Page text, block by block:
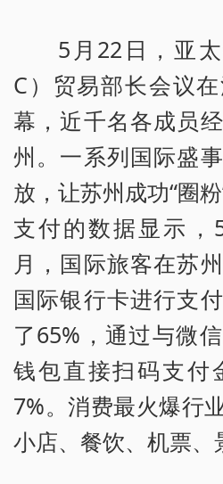
5月22日，亚
C）贸易部长会议
幕，近千名各成员
州。一系列国际盛
放，让苏州成功“圈
支付的数据显示，
月，国际旅客在苏
国际银行卡进行支
了65%，通过与微
钱包直接扫码支付
7%。消费最火爆行
小店、餐饮、机票、